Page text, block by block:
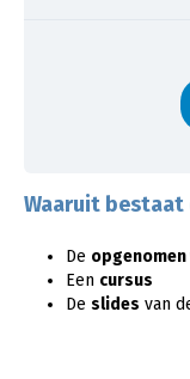
Waaruit bestaat
De
Een cursus
De slides van